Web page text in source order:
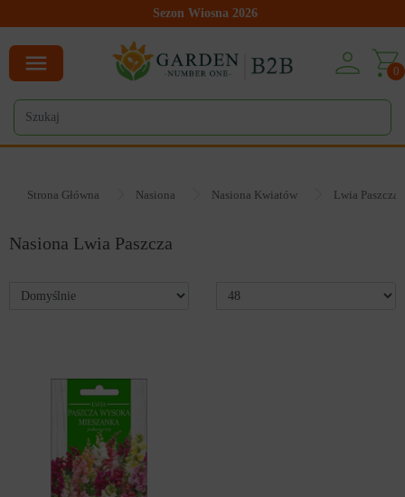
Sezon Wiosna 2026
0
Strona Główna Nasiona Nasiona Kwiatów Lwia Paszcza
Nasiona Lwia Paszcza